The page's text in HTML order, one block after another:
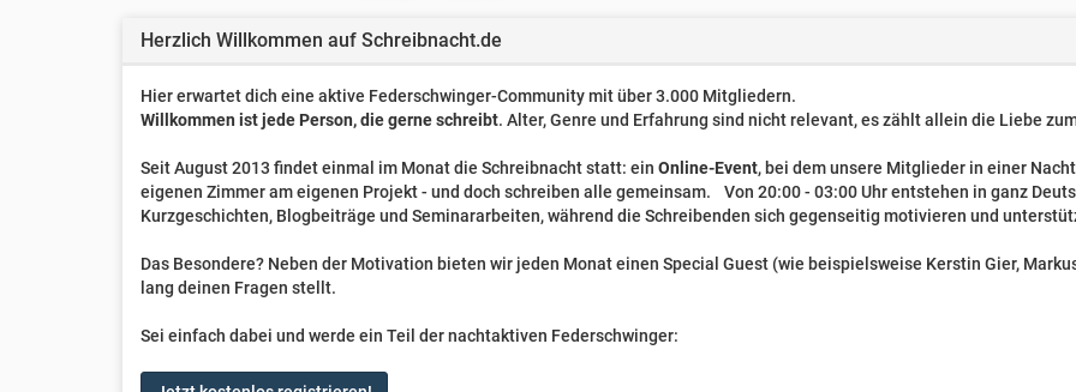
Herzlich Willkommen auf Schreibnacht.de
Hier erwartet dich eine aktive Federschwinger-Community mit über 3.000 Mitgliedern.
Willkommen ist jede Person, die gerne schreibt. Alter, Genre und Erfahrung sind nicht relevant, es zählt allein die Liebe
Seit August 2013 findet einmal im Monat die Schreibnacht statt: ein Online-Event, bei dem unsere Mitglieder in einer
eigenen Zimmer am eigenen Projekt - und doch schreiben alle gemeinsam. Von 20:00 - 03:00 Uhr entstehen in ganz
Kurzgeschichten, Blogbeiträge und Seminararbeiten, während die Schreibenden sich gegenseitig motivieren und
Das Besondere? Neben der Motivation bieten wir jeden Monat einen Special Guest (wie beispielsweise Kerstin Gier,
lang deinen Fragen stellt.
Sei einfach dabei und werde ein Teil der nachtaktiven Federschwinger: